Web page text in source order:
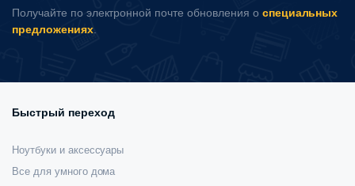
Получайте по электронной почте обновления о специальных
предложениях.
Быстрый переход
Ноутбуки и аксессуары
Все для умного дома